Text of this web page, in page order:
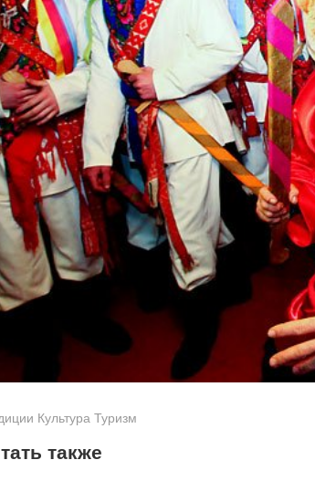
Культура Туризм
также